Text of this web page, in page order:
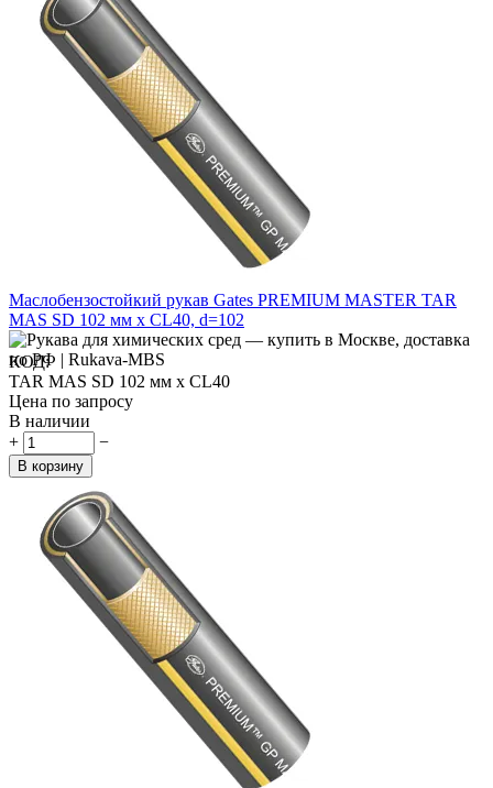
Маслобензостойкий рукав Gates PREMIUM MASTER TAR
MAS SD 102 мм x CL40, d=102
КОД:
TAR MAS SD 102 мм x CL40
Цена по запросу
В наличии
+
−
В корзину